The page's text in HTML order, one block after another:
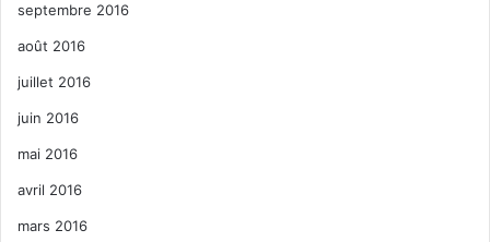
septembre 2016
août 2016
juillet 2016
juin 2016
mai 2016
avril 2016
mars 2016